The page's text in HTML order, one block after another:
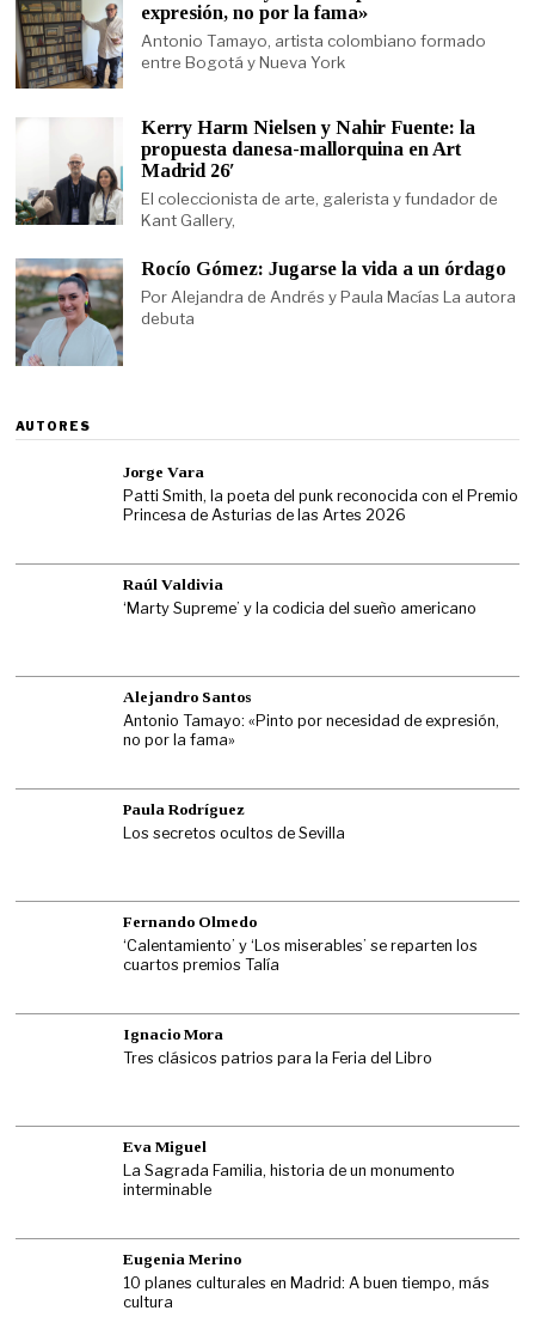
expresión, no por la fama»
Antonio Tamayo, artista colombiano formado
entre Bogotá y Nueva York
Kerry Harm Nielsen y Nahir Fuente: la
propuesta danesa-mallorquina en Art
Madrid 26′
El coleccionista de arte, galerista y fundador de
Kant Gallery,
Rocío Gómez: Jugarse la vida a un órdago
Por Alejandra de Andrés y Paula Macías La autora
debuta
AUTORES
Jorge Vara
Patti Smith, la poeta del punk reconocida con el Premio
Princesa de Asturias de las Artes 2026
Raúl Valdivia
‘Marty Supreme’ y la codicia del sueño americano
Alejandro Santos
Antonio Tamayo: «Pinto por necesidad de expresión,
no por la fama»
Paula Rodríguez
Los secretos ocultos de Sevilla
Fernando Olmedo
‘Calentamiento’ y ‘Los miserables’ se reparten los
cuartos premios Talía
Ignacio Mora
Tres clásicos patrios para la Feria del Libro
Eva Miguel
La Sagrada Familia, historia de un monumento
interminable
Eugenia Merino
10 planes culturales en Madrid: A buen tiempo, más
cultura